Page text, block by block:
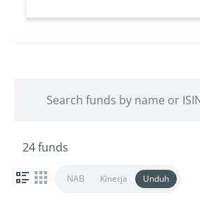
24 funds
NAB Kinerja Unduh